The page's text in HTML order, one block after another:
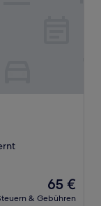
Der
Preis
65 €
& Gebühren